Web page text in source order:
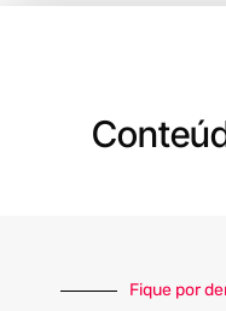
Fique por